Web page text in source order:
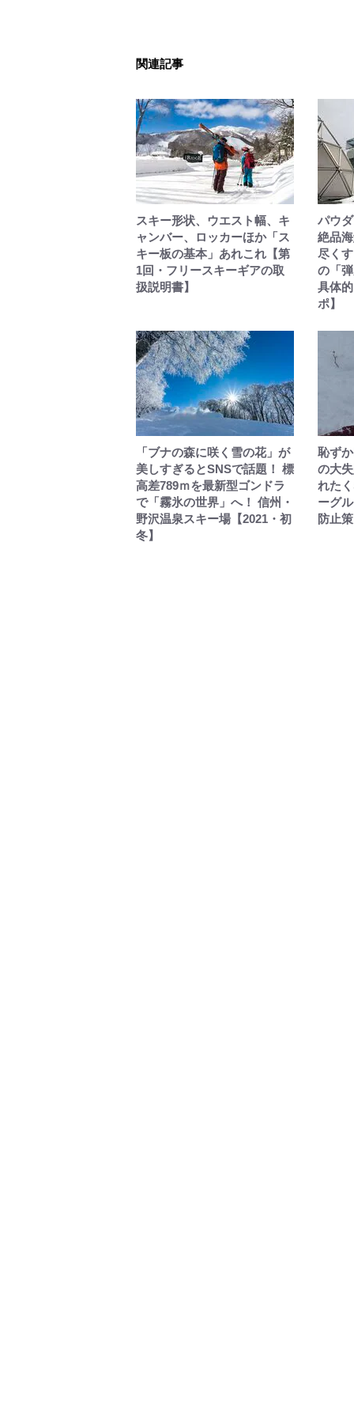
関連記事
スキー形状、ウエスト幅、キ
ャンバー、ロッカーほか「ス
キー板の基本」あれこれ【第
1回・フリースキーギアの取
扱説明書】
パウ
絶品
尽く
の「
具体
ポ】
「ブナの森に咲く雪の花」が
美しすぎるとSNSで話題！ 標
高差789ｍを最新型ゴンドラ
で「霧氷の世界」へ！ 信州・
野沢温泉スキー場【2021・初
冬】
恥ず
の大
れた
ーグ
防止策